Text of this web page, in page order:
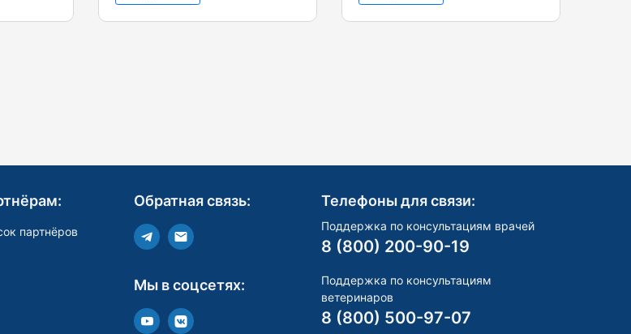
партнёров
Обратная связь:
Мы в соцсетях:
Телефоны для связи:
Поддержка по консультациям врачей
8 (800) 200-90-19
Поддержка по консультациям
ветеринаров
8 (800) 500-97-07